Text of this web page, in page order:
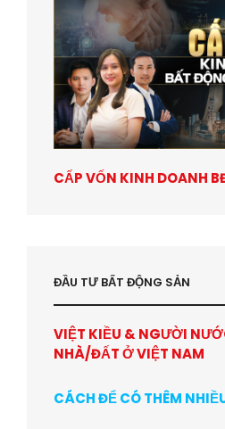
CẤP VỐN KINH DOANH
ĐẦU TƯ BẤT ĐỘNG SẢN
VIỆT KIỀU & NGƯỜI
NHÀ/ĐẤT Ở VIỆT NAM
CÁCH ĐỂ CÓ THÊM